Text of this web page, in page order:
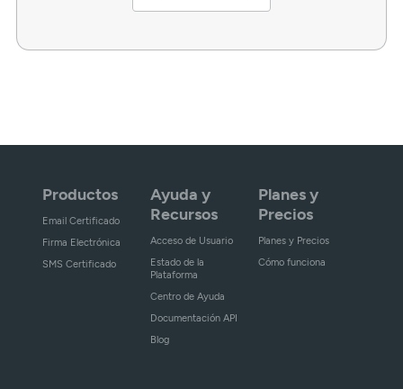
Productos
Email Certificado
Firma Electrónica
SMS Certificado
Ayuda y
Recursos
Acceso de Usuario
Estado de la
Plataforma
Centro de Ayuda
Documentación API
Blog
Planes y
Precios
Planes y Precios
Cómo funciona